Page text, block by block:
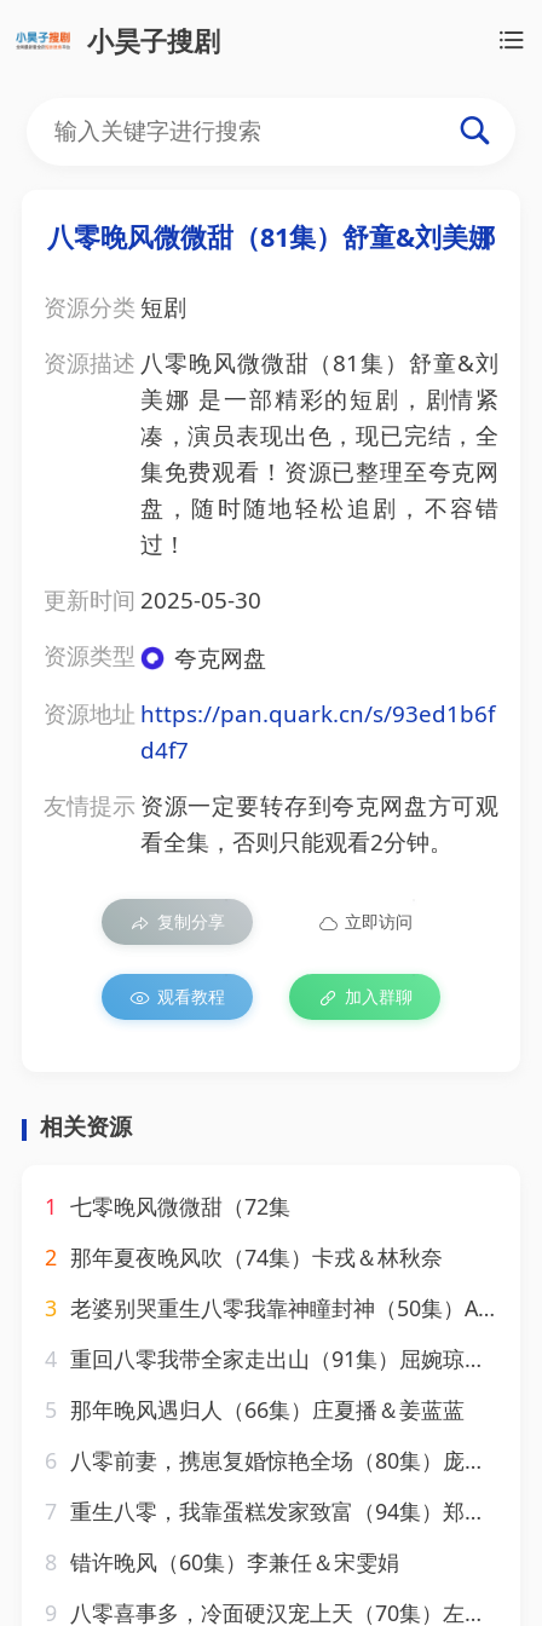
小昊子搜剧
八零晚风微微甜（81集）舒童&刘美娜
资源分类 短剧
资源描述 八零晚风微微甜（81集）舒童&刘
美娜 是一部精彩的短剧，剧情紧
凑，演员表现出色，现已完结，全
集免费观看！资源已整理至夸克网
盘，随时随地轻松追剧，不容错
过！
更新时间 2025-05-30
资源类型
夸克网盘
资源地址 https://pan.quark.cn/s/93ed1b6f
d4f7
友情提示 资源一定要转存到夸克网盘方可观
看全集，否则只能观看2分钟。
复制分享 立即访问
观看教程 加入群聊
相关资源
1 七零晚风微微甜（72集
2 那年夏夜晚风吹（74集）卡戎＆林秋奈
3 老婆别哭重生八零我靠神瞳封神（50集）Ai短剧
4 重回八零我带全家走出山（91集）屈婉琼＆谢临佳
5 那年晚风遇归人（66集）庄夏播＆姜蓝蓝
6 八零前妻，携崽复婚惊艳全场（80集）庞博＆刘静阳
7 重生八零，我靠蛋糕发家致富（94集）郑晓甫＆贾颖
8 错许晚风（60集）李兼任＆宋雯娟
9 八零喜事多，冷面硬汉宠上天（70集）左馨＆张凤鑫